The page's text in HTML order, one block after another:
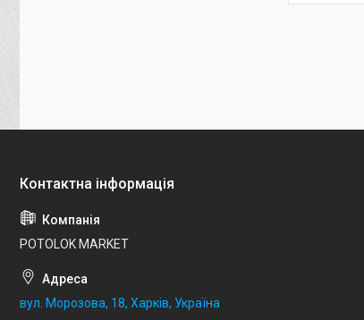
POTOLOK MARKET
вул. Морозова, 18, Харків, Україна